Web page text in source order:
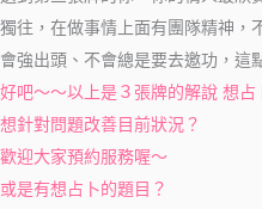
獨往，在做事情上面有團隊精神，
會強出頭、不會總是要去邀功，這
好吧～～以上是３張牌的解說 想占
想針對問題改善目前狀況？
歡迎大家預約服務喔～
或是有想占卜的題目？